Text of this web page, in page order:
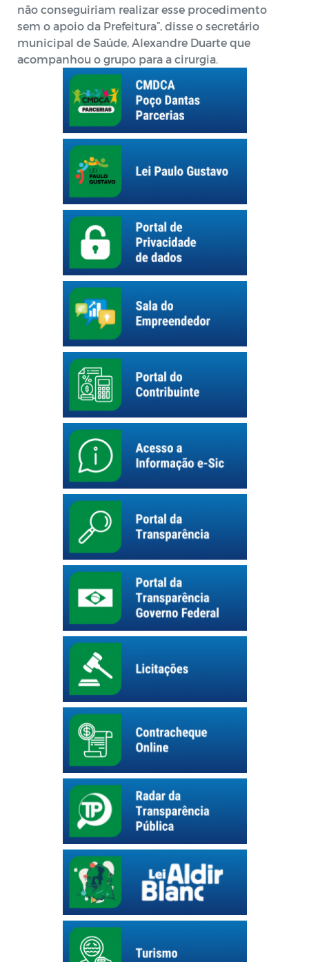
não conseguiriam realizar esse procedimento
sem o apoio da Prefeitura”, disse o secretário
municipal de Saúde, Alexandre Duarte que
acompanhou o grupo para a cirurgia.